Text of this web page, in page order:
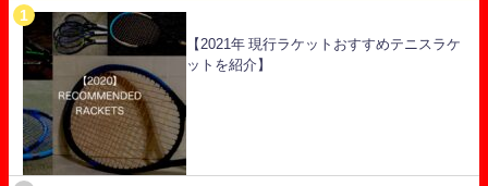
【2021年 現行ラケットおすすめテニスラケ
ットを紹介】